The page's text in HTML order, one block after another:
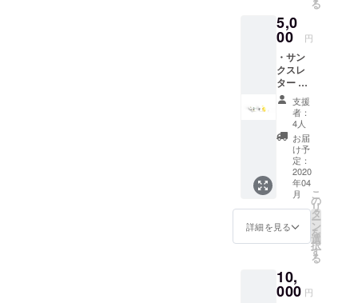
る
5,0
00 円
・サン
クスレ
ター ・
EnoGG
特製ス
テッ
カー ・
Facebo
okグ
ループ
にご招
待（随
時情報
を発信
しま
す）
支援
者：
4人
お届
け予
定：
2020
年04
月
詳細を見る
こ
の
リ
タ
ー
ン
を
選
択
す
る
10,
000 円